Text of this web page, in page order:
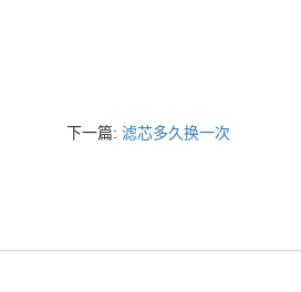
下一篇:滤芯多久换一次